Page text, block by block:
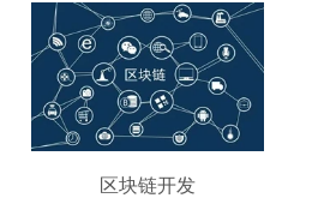
区块链开发